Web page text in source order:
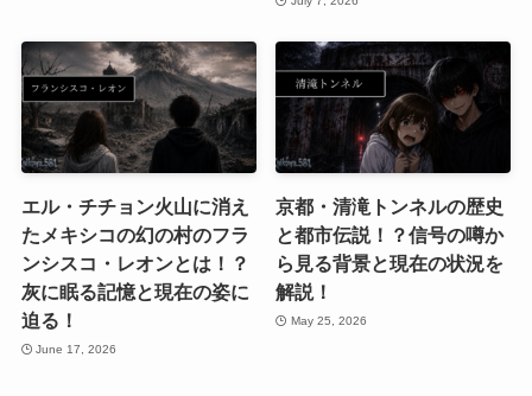
エル・チチョン火山に消え
たメキシコの幻の村のフラ
ンシスコ・レオンとは！？
灰に眠る記憶と現在の姿に
迫る！
June 17, 2026
京都・清滝トンネルの歴史
と都市伝説！？信号の噂か
ら見る背景と現在の状況を
解説！
May 25, 2026